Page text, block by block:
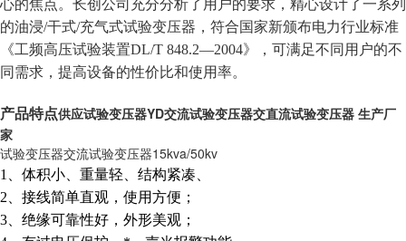
心的焦点。长创公司充分分析了用户的要求，精心设计了一系列
的油浸/干式/充气式试验变压器，符合国家新颁布电力行业标准
《工频高压试验装置DL/T 848.2—2004》，可满足不同用户的不
同需求，提高设备的性价比和使用率。
产品特点供应试验变压器YD交流试验变压器交直流试验变压器 生产厂
家
试验变压器交流试验变压器15kva/50kv
1
、体积小、重量轻、结构紧凑、
2、接线简单直观，使用方便；
3、绝缘可靠性好，外形美观；